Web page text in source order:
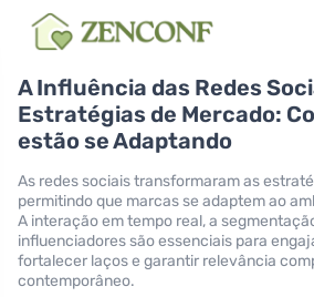
A Influência das Redes
Estratégias de Mercado:
estão se Adaptando
As redes sociais transformaram as
permitindo que marcas se adaptem ao
A interação em tempo real, a
influenciadores são essenciais para
fortalecer laços e garantir relevância
contemporâneo.